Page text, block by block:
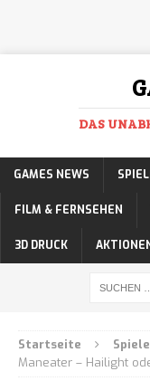
DAS
GAMES NEWS
FILM & FERNSEHEN
3D DRUCK
Startseite
Maneater – Hailight